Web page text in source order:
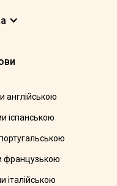
англійською
іспанською
французькою
італійською